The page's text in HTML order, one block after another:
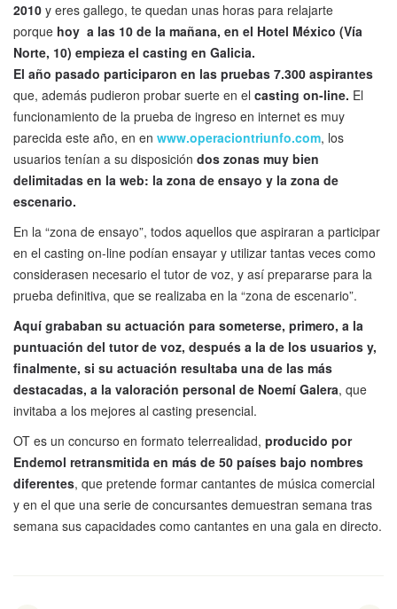
2010 y eres gallego, te quedan unas horas para relajarte
porque hoy a las 10 de la mañana, en el Hotel México (Vía
Norte, 10) empieza el casting en Galicia.
El año pasado participaron en las pruebas 7.300 aspirantes
que, además pudieron probar suerte en el casting on-line. El
funcionamiento de la prueba de ingreso en internet es muy
parecida este año, en en www.operaciontriunfo.com, los
usuarios tenían a su disposición dos zonas muy bien
delimitadas en la web: la zona de ensayo y la zona de
escenario.
En la “zona de ensayo”, todos aquellos que aspiraran a participar
en el casting on-line podían ensayar y utilizar tantas veces como
considerasen necesario el tutor de voz, y así prepararse para la
prueba definitiva, que se realizaba en la “zona de escenario”.
Aquí grababan su actuación para someterse, primero, a la
puntuación del tutor de voz, después a la de los usuarios y,
finalmente, si su actuación resultaba una de las más
destacadas, a la valoración personal de Noemí Galera, que
invitaba a los mejores al casting presencial.
OT es un concurso en formato telerrealidad, producido por
Endemol retransmitida en más de 50 países bajo nombres
diferentes, que pretende formar cantantes de música comercial
y en el que una serie de concursantes demuestran semana tras
semana sus capacidades como cantantes en una gala en directo.